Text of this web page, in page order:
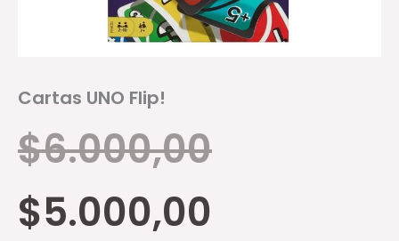
Cartas UNO Flip!
$6.000,00
$5.000,00